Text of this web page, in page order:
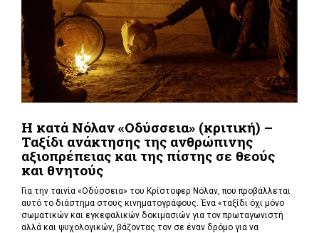
Η κατά Νόλαν «Οδύσσεια» (κριτική) –
Ταξίδι ανάκτησης της ανθρώπινης
αξιοπρέπειας και της πίστης σε θεούς
και θνητούς
Για την ταινία «Οδύσσεια» του Κρίστοφερ Νόλαν,που προβάλλεται
αυτό το διάστημα στους κινηματογράφους. Ένα «ταξίδι όχι μόνο
σωματικών και εγκεφαλικών δοκιμασιών για τον πρωταγωνιστή
αλλά και ψυχολογικών, βάζοντας τον σε έναν δρόμο για να